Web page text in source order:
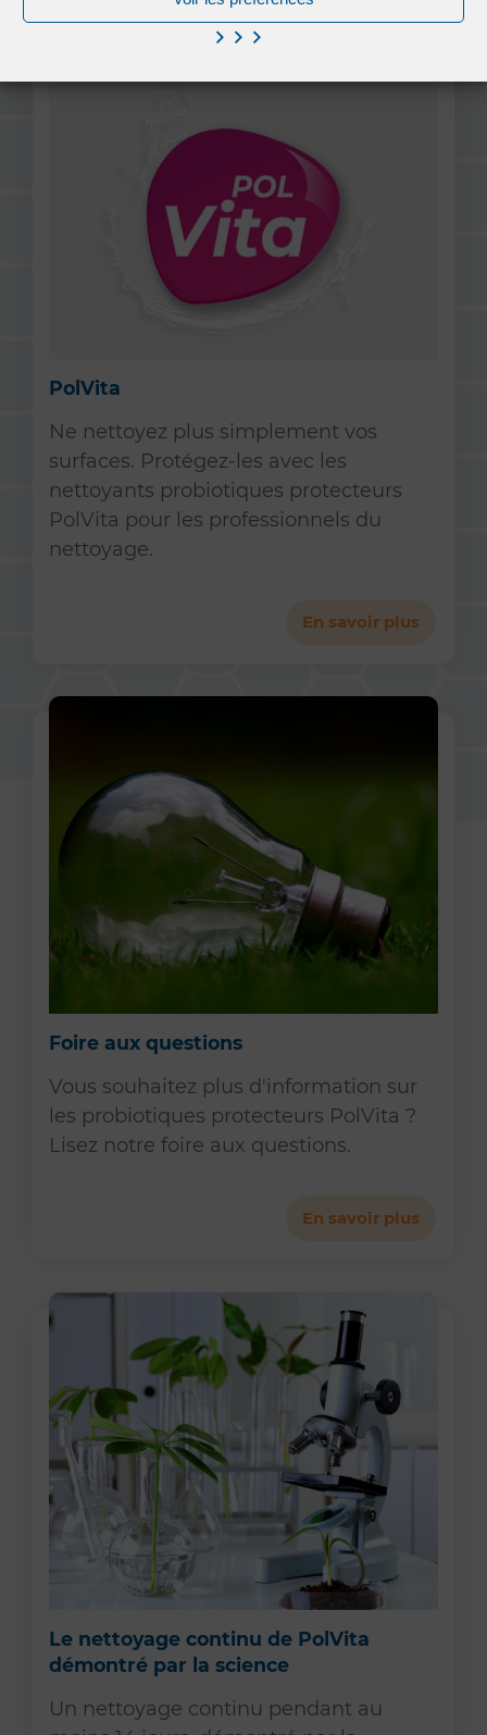
PolVita
Ne nettoyez plus simplement vos
surfaces. Protégez-les avec les
nettoyants probiotiques protecteurs
PolVita pour les professionnels du
nettoyage.
En savoir plus
Foire aux questions
Vous souhaitez plus d'information sur
les probiotiques protecteurs PolVita ?
Lisez notre foire aux questions.
En savoir plus
Le nettoyage continu de PolVita
démontré par la science
Un nettoyage continu pendant au